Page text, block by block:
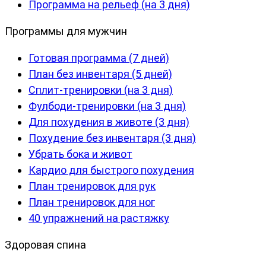
Программа на рельеф (на 3 дня)
Программы для мужчин
Готовая программа (7 дней)
План без инвентаря (5 дней)
Сплит-тренировки (на 3 дня)
Фулбоди-тренировки (на 3 дня)
Для похудения в животе (3 дня)
Похудение без инвентаря (3 дня)
Убрать бока и живот
Кардио для быстрого похудения
План тренировок для рук
План тренировок для ног
40 упражнений на растяжку
Здоровая спина